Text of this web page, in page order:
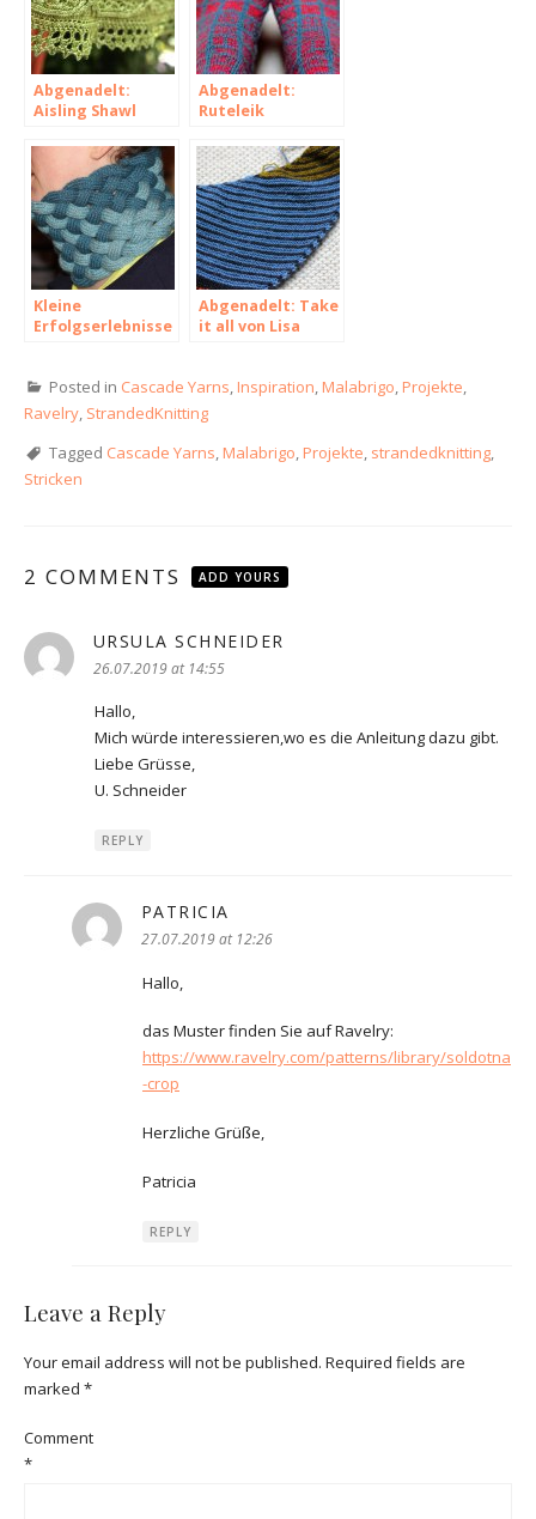
Abgenadelt:
Aisling Shawl
Abgenadelt:
Ruteleik
Kleine
Erfolgserlebnisse
Abgenadelt: Take
it all von Lisa
Posted in Cascade Yarns, Inspiration, Malabrigo, Projekte,
Ravelry, StrandedKnitting
Tagged Cascade Yarns, Malabrigo, Projekte, strandedknitting,
Stricken
2 COMMENTS ADD YOURS
URSULA SCHNEIDER
26.07.2019 at 14:55
Hallo,
Mich würde interessieren,wo es die Anleitung dazu gibt.
Liebe Grüsse,
U. Schneider
REPLY
PATRICIA
27.07.2019 at 12:26
Hallo,
das Muster finden Sie auf Ravelry:
https://www.ravelry.com/patterns/library/soldotna
-crop
Herzliche Grüße,
Patricia
REPLY
Leave a Reply
Your email address will not be published. Required fields are
marked *
Comment
*